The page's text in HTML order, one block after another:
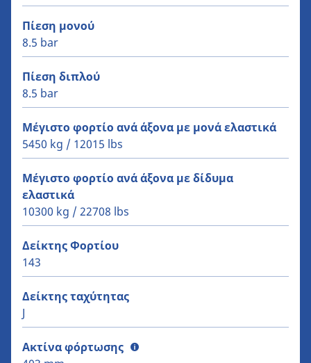
Πίεση μονού
8.5 bar
Πίεση διπλού
8.5 bar
Μέγιστο φορτίο ανά άξονα με μονά ελαστικά
5450 kg / 12015 lbs
Mέγιστο φορτίο ανά άξονα με δίδυμα
ελαστικά
10300 kg / 22708 lbs
Δείκτης Φορτίου
143
Δείκτης ταχύτητας
J
Ακτίνα φόρτωσης